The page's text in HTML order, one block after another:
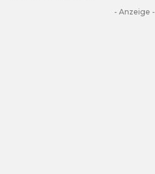
- Anzeige -